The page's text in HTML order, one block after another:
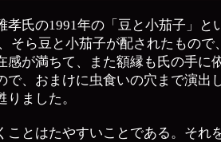
孝氏の1991年の「豆と小茄子」と
そら豆と小茄子が配されたもので
感が満ちて、また額縁も氏の手に
で、おまけに虫食いの穴まで演出
ました。
ことはたやすいことである。それ